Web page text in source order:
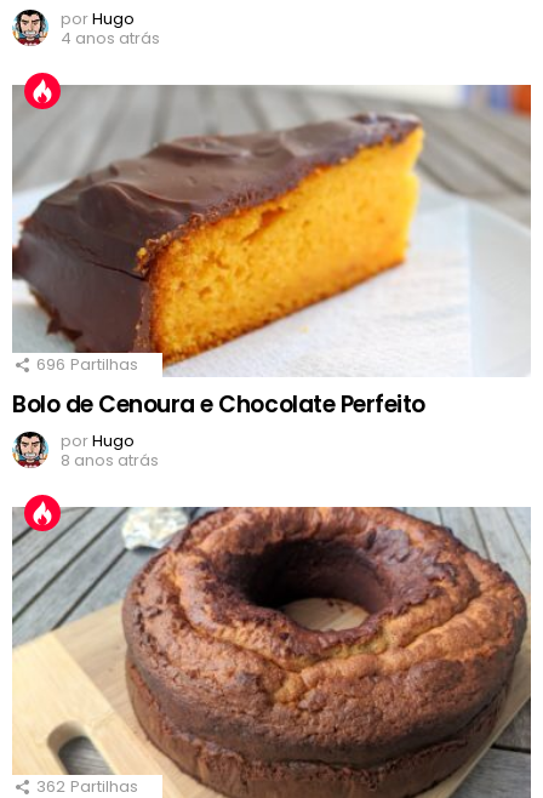
porHugo
4 anos atrás
696 Partilhas
Bolo de Cenoura e Chocolate Perfeito
porHugo
8 anos atrás
362 Partilhas